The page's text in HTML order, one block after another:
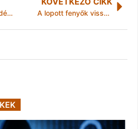
Biztonsági intézkedés Sárospatakon A lopott fenyők visszakerültek tulajdonosukhoz